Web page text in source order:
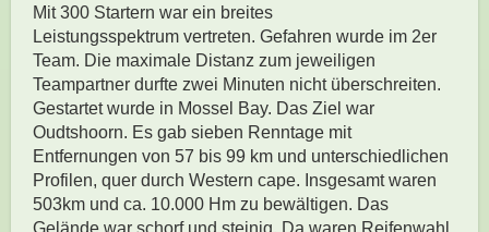
Mit 300 Startern war ein breites
Leistungsspektrum vertreten. Gefahren wurde im 2er
Team. Die maximale Distanz zum jeweiligen
Teampartner durfte zwei Minuten nicht überschreiten.
Gestartet wurde in Mossel Bay. Das Ziel war
Oudtshoorn. Es gab sieben Renntage mit
Entfernungen von 57 bis 99 km und unterschiedlichen
Profilen, quer durch Western cape. Insgesamt waren
503km und ca. 10.000 Hm zu bewältigen. Das